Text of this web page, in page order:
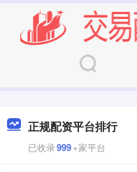
正规配资平台排行
已收录999+家平台